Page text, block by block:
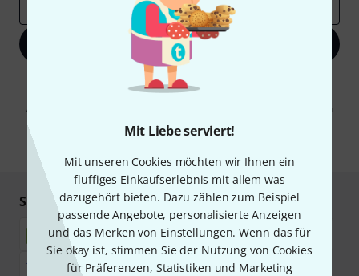
Mit Liebe serviert!
Mit unseren Cookies möchten wir Ihnen ein
fluffiges Einkaufserlebnis mit allem was
dazugehört bieten. Dazu zählen zum Beispiel
passende Angebote, personalisierte Anzeigen
und das Merken von Einstellungen. Wenn das für
Sie okay ist, stimmen Sie der Nutzung von Cookies
für Präferenzen, Statistiken und Marketing
Jetzt anmelden
Mit Klick auf „Jetzt anmelden“ stimmen Sie dem Erhalt von E-Mail-
Werbung und einer Messung des E-Mail-Nutzungsverhaltens zu. Die
Abmeldung ist jederzeit möglich. Weitere Informationen finden Sie in
Sicher einkaufen & bezahlen